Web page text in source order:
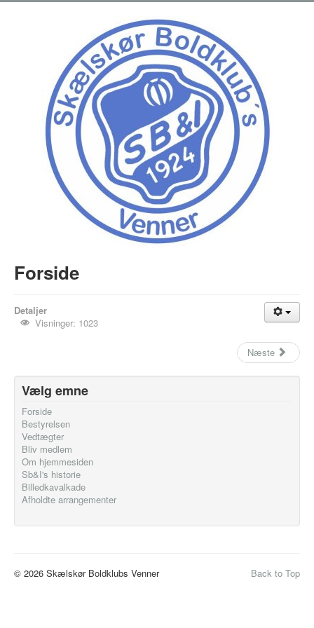
Forside
Detaljer
Visninger: 1023
Næste
Vælg emne
Forside
Bestyrelsen
Vedtægter
Bliv medlem
Om hjemmesiden
Sb&I's historie
Billedkavalkade
Afholdte arrangementer
Back to Top
© 2026 Skælskør Boldklubs Venner